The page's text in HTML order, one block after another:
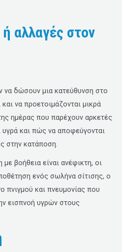
αλλαγές στον
να δώσουν μια κατεύθυνση στο
να προετοιμάζονται μικρά
ημέρας που παρέχουν αρκετές
υγρά και πώς να αποφεύγονται
στην κατάποση.
βοήθεια είναι ανέφικτη, οι
ενός σωλήνα σίτισης, ο
πνιγμού και πνευμονίας που
εισπνοή υγρών στους